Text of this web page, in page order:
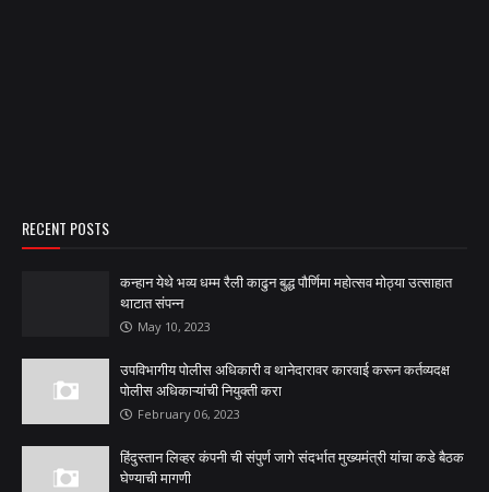
RECENT POSTS
कन्हान येथे भव्य धम्म रैली काढुन बुद्ध पौर्णिमा महोत्सव मोठ्या उत्साहात
थाटात संपन्न
May 10, 2023
उपविभागीय पोलीस अधिकारी व थानेदारावर कारवाई करून कर्तव्यदक्ष
पोलीस अधिकाऱ्यांची नियुक्ती करा
February 06, 2023
हिंदुस्तान लिव्हर कंपनी ची संपुर्ण जागे संदर्भात मुख्यमंत्री यांचा कडे बैठक
घेण्याची मागणी